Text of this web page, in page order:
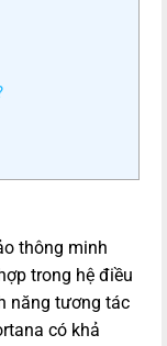
thông minh
trong hệ điều
năng tương tác
có khả